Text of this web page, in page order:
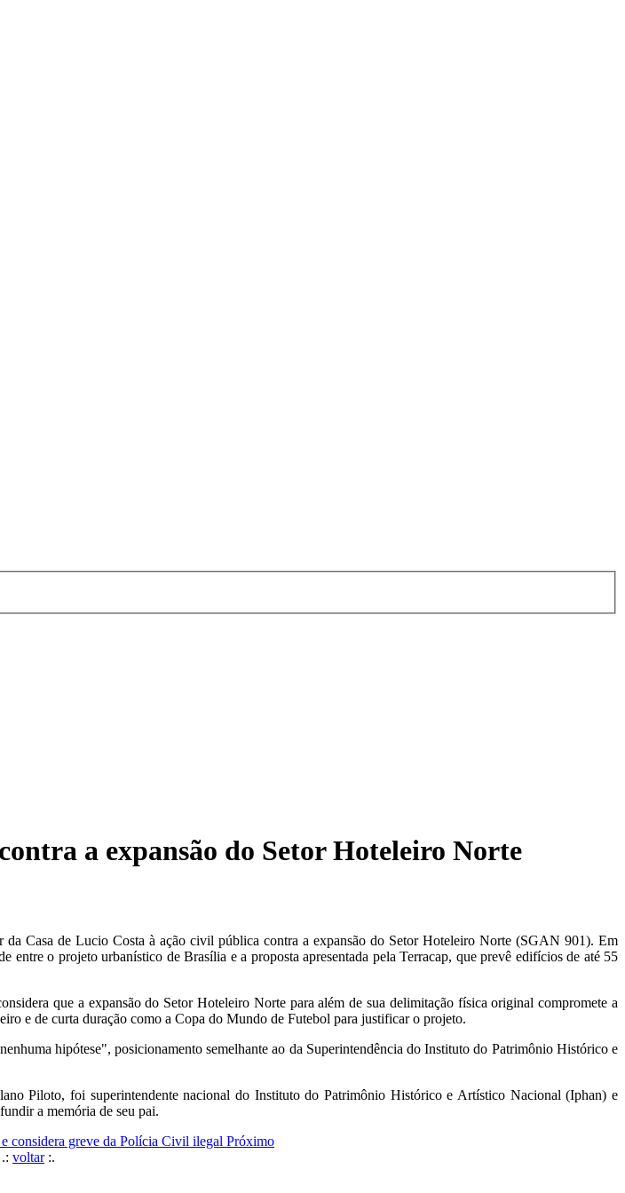
a expansão do Setor Hoteleiro Norte
Casa de Lucio Costa à ação civil pública contra a expansão do Setor Hoteleiro Norte (SGAN 901). Em
o projeto urbanístico de Brasília e a proposta apresentada pela Terracap, que prevê edifícios de até 55
que a expansão do Setor Hoteleiro Norte para além de sua delimitação física original compromete a
e de curta duração como a Copa do Mundo de Futebol para justificar o projeto.
hipótese", posicionamento semelhante ao da Superintendência do Instituto do Patrimônio Histórico e
Piloto, foi superintendente nacional do Instituto do Patrimônio Histórico e Artístico Nacional (Iphan) e
a memória de seu pai.
considera greve da Polícia Civil ilegal Próximo
.: voltar:.